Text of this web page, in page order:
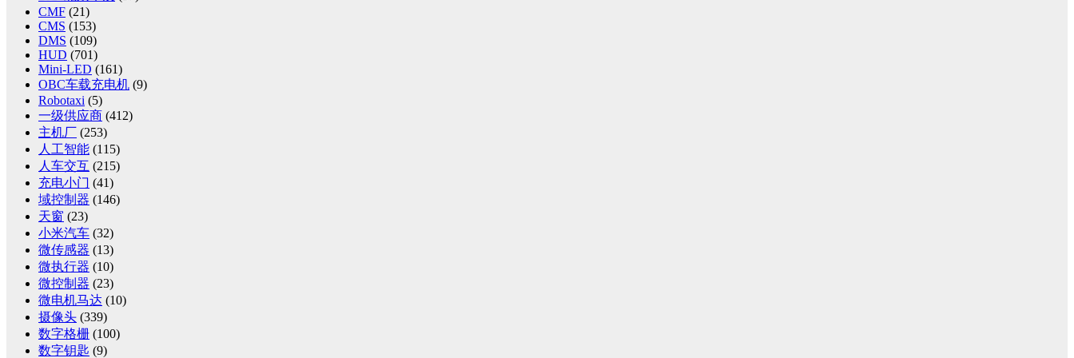
CMF (21)
CMS (153)
DMS (109)
HUD (701)
Mini-LED (161)
OBC车载充电机 (9)
Robotaxi (5)
一级供应商 (412)
主机厂 (253)
人工智能 (115)
人车交互 (215)
充电小门 (41)
域控制器 (146)
天窗 (23)
小米汽车 (32)
微传感器 (13)
微执行器 (10)
微控制器 (23)
微电机马达 (10)
摄像头 (339)
数字格栅 (100)
数字钥匙 (9)